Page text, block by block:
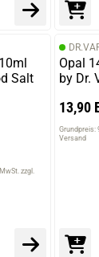
Salt
zzgl.
Opal
by Dr.
13,90
Grundpreis:
Versand